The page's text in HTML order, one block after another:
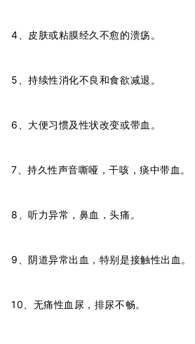
4、皮肤或粘膜经久不愈的溃疡。
5、持续性消化不良和食欲减退。
6、大便习惯及性状改变或带血。
7、持久性声音嘶哑，干咳，痰中带血。
8、听力异常，鼻血，头痛。
9、阴道异常出血，特别是接触性出血。
10、无痛性血尿，排尿不畅。